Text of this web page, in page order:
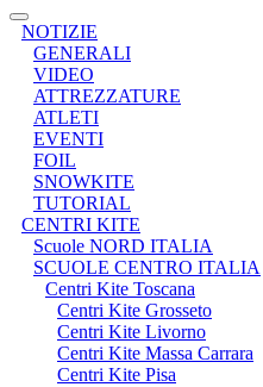
NOTIZIE
GENERALI
VIDEO
ATTREZZATURE
ATLETI
EVENTI
FOIL
SNOWKITE
TUTORIAL
CENTRI KITE
Scuole NORD ITALIA
SCUOLE CENTRO ITALIA
Centri Kite Toscana
Centri Kite Grosseto
Centri Kite Livorno
Centri Kite Massa Carrara
Centri Kite Pisa